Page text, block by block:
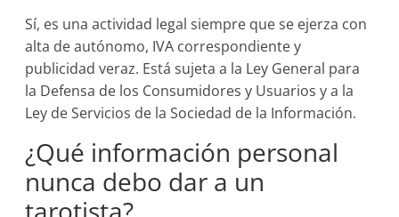
Sí, es una actividad legal siempre que se ejerza con
alta de autónomo, IVA correspondiente y
publicidad veraz. Está sujeta a la Ley General para
la Defensa de los Consumidores y Usuarios y a la
Ley de Servicios de la Sociedad de la Información.
¿Qué información personal
nunca debo dar a un